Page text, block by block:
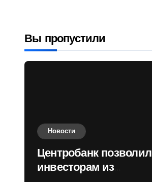
Вы пропустили
Новости
Центробанк позволил
инвесторам из